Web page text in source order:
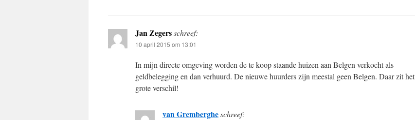
Jan Zegersschreef:
10 april 2015 om 13:01
In mijn directe omgeving worden de te koop staande huizen aan Belgen verkocht als
geldbelegging en dan verhuurd. De nieuwe huurders zijn meestal geen Belgen. Daar zit het
grote verschil!
van Grembergheschreef: